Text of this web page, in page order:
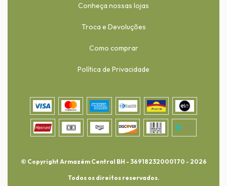
Conheça nossas lojas
Troca e Devoluções
Como comprar
Política de Privacidade
© Copyright Armazém Central BH - 36918232000170 - 2026
Todos os direitos reservados.